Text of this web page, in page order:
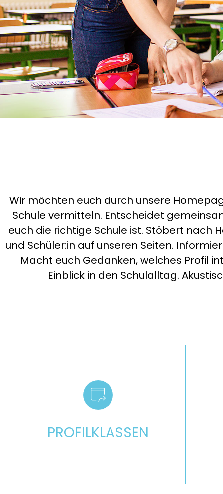
Wir möchten euch durch unsere
Schule vermitteln. Entscheidet
euch die richtige Schule ist. Stöbert nach
und Schüler:in auf unseren Seiten.
Macht euch Gedanken, welches Profil
Einblick in den Schulalltag.
PROFILKLASSEN
Mehr